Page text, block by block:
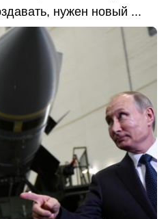
нужен новый ...